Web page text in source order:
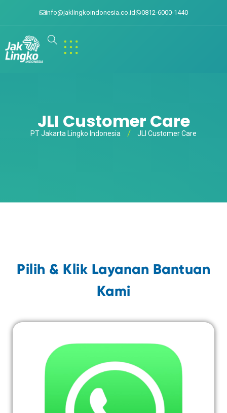
info@jaklingkoindonesia.co.id 0812-6000-1440
JLI Customer Care
PT Jakarta Lingko Indonesia JLI Customer Care
Pilih & Klik Layanan Bantuan
Kami